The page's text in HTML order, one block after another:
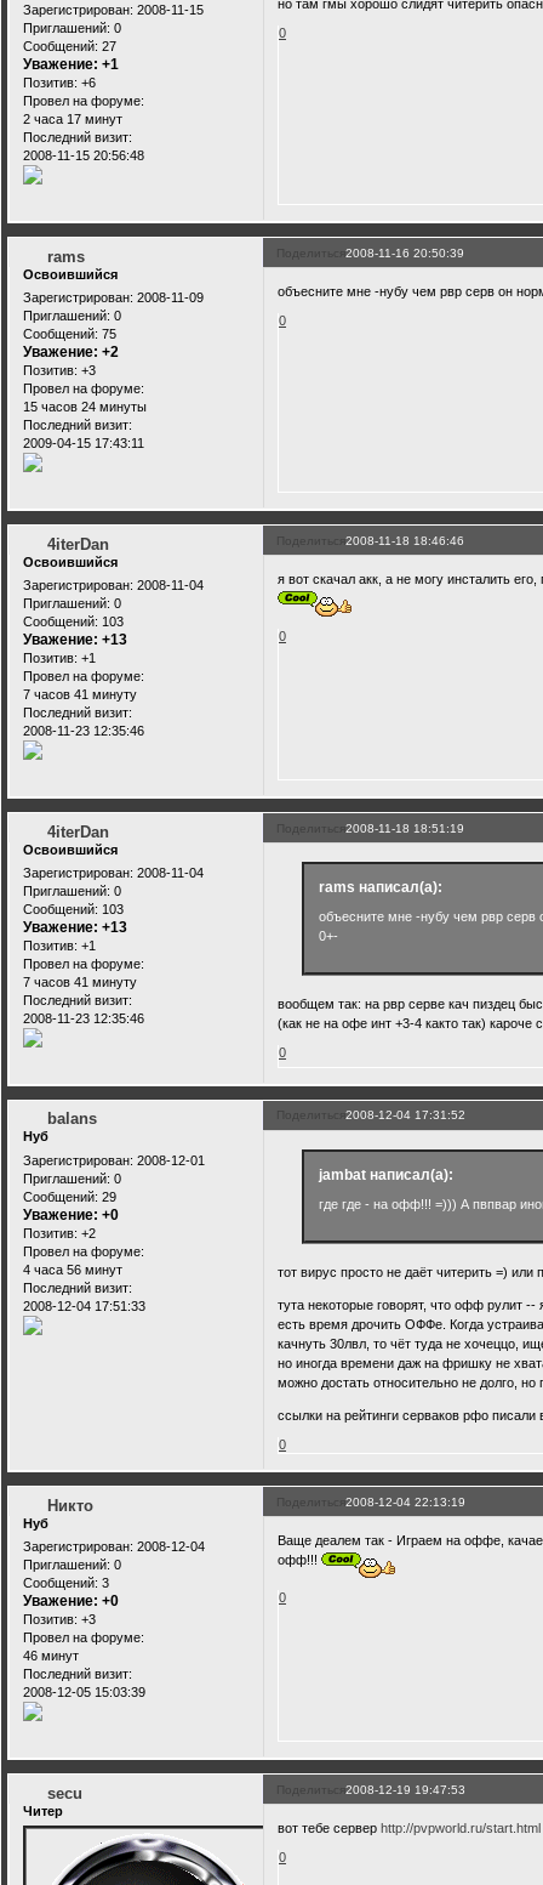
Зарегистрирован: 2008-11-15
Приглашений: 0
Сообщений: 27
Уважение: +1
Позитив: +6
Провел на форуме:
2 часа 17 минут
Последний визит:
2008-11-15 20:56:48
но там гмы хорошо слидят читерить
0
Поделиться2008-11-16 20:50:39
rams
Освоившийся
Зарегистрирован: 2008-11-09
Приглашений: 0
Сообщений: 75
Уважение: +2
Позитив: +3
Провел на форуме:
15 часов 24 минуты
Последний визит:
2009-04-15 17:43:11
объесните мне -нубу чем рвр серв он
0
Поделиться2008-11-18 18:46:46
4iterDan
Освоившийся
Зарегистрирован: 2008-11-04
Приглашений: 0
Сообщений: 103
Уважение: +13
Позитив: +1
Провел на форуме:
7 часов 41 минуту
Последний визит:
2008-11-23 12:35:46
я вот скачал акк, а не могу инсталить
0
Поделиться2008-11-18 18:51:19
4iterDan
Освоившийся
Зарегистрирован: 2008-11-04
Приглашений: 0
Сообщений: 103
Уважение: +13
Позитив: +1
Провел на форуме:
7 часов 41 минуту
Последний визит:
2008-11-23 12:35:46
rams написал(а):
объесните мне -нубу чем рвр серв
0+-
вообщем так: на рвр серве кач пиздец
(как не на офе инт +3-4 както так) кароче
0
Поделиться2008-12-04 17:31:52
balans
Нуб
Зарегистрирован: 2008-12-01
Приглашений: 0
Сообщений: 29
Уважение: +0
Позитив: +2
Провел на форуме:
4 часа 56 минут
Последний визит:
2008-12-04 17:51:33
jambat написал(а):
где где - на офф!!! =))) А пвпвар
тот вирус просто не даёт читерить =) или
тута некоторые говорят, что офф рулит
есть время дрочить ОФФе. Когда
качнуть 30лвл, то чёт туда не хочеццо,
но иногда времени даж на фришку не
можно достать относительно не долго,
ссылки на рейтинги серваков рфо
0
Поделиться2008-12-04 22:13:19
Никто
Нуб
Зарегистрирован: 2008-12-04
Приглашений: 0
Сообщений: 3
Уважение: +0
Позитив: +3
Провел на форуме:
46 минут
Последний визит:
2008-12-05 15:03:39
Ваще деалем так - Играем на оффе,
офф!!!
0
Поделиться2008-12-19 19:47:53
secu
Читер
вот тебе серверhttp://pvpworld.ru/start.html
0